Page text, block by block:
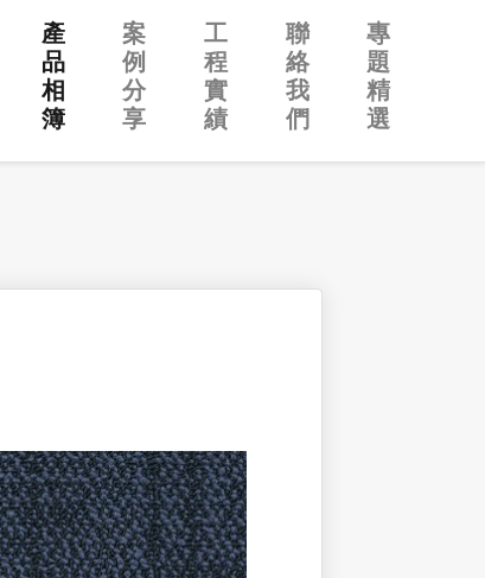
產
品
相
簿
案
例
分
享
工
程
實
績
聯
絡
我
們
專
題
精
選